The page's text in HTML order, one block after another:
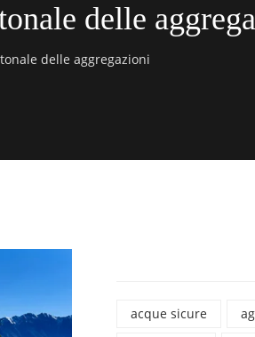
delle
delle aggregazioni
acque sicure